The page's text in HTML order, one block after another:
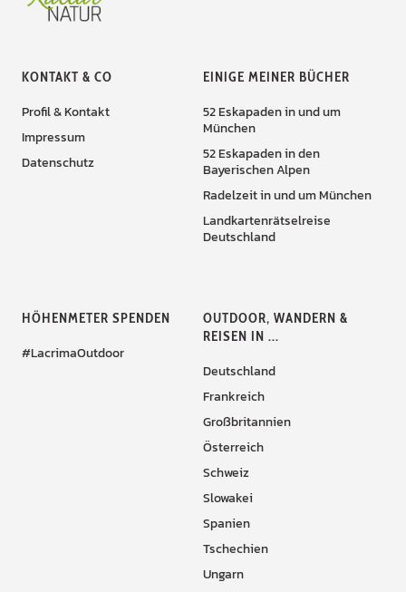
KONTAKT & CO
Profil & Kontakt
Impressum
Datenschutz
EINIGE MEINER BÜCHER
52 Eskapaden in und um
München
52 Eskapaden in den
Bayerischen Alpen
Radelzeit in und um München
Landkartenrätselreise
Deutschland
HÖHENMETER SPENDEN
#LacrimaOutdoor
OUTDOOR, WANDERN &
REISEN IN ...
Deutschland
Frankreich
Großbritannien
Österreich
Schweiz
Slowakei
Spanien
Tschechien
Ungarn